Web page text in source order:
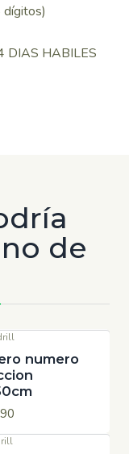
dígitos)
DIAS HABILES
de
numero